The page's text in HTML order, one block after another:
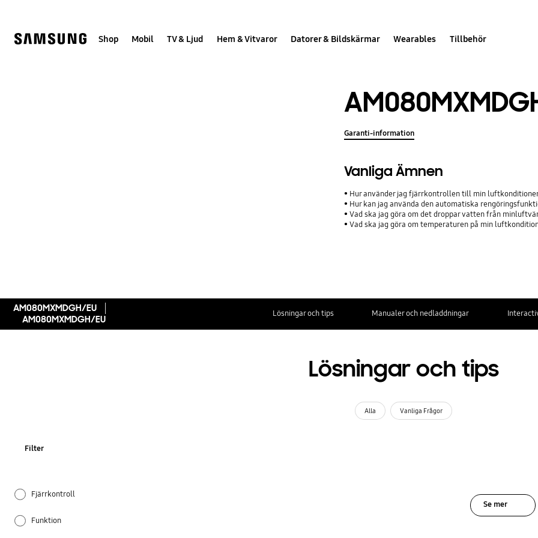
help
Shop Mobil TV & Ljud Hem & Vitvaror Datorer & Bildskärmar Wearables Tillbehör
Garanti-information
Vanliga Ämnen
Hur använder jag fjärrkontrollen till min
Hur kan jag använda den automatiska
Vad ska jag göra om det droppar vatten från
Vad ska jag göra om temperaturen på min
AM080MXMDGH/EU
AM080MXMDGH/EU
Lösningar och tips Manualer och nedladdningar
Lösningar och tips
Alla Vanliga Frågor
Filter
Fjärrkontroll
Funktion
Se mer